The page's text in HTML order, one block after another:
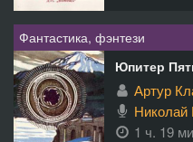
Фантастика, фэнтези
Юпитер
Артур
Николай
1 ч. 19